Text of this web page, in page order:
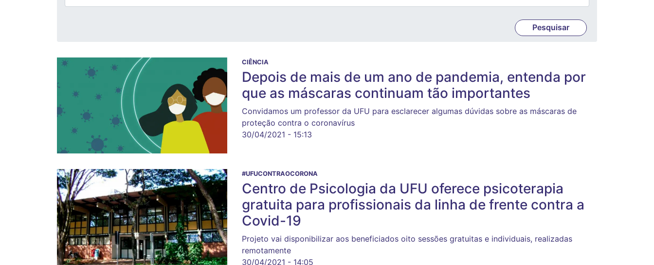
CIÊNCIA
Depois de mais de um ano de pandemia, entenda por
que as máscaras continuam tão importantes
Convidamos um professor da UFU para esclarecer algumas dúvidas sobre as máscaras de
proteção contra o coronavírus
30/04/2021 - 15:13
#UFUCONTRAOCORONA
Centro de Psicologia da UFU oferece psicoterapia
gratuita para profissionais da linha de frente contra a
Covid-19
Projeto vai disponibilizar aos beneficiados oito sessões gratuitas e individuais, realizadas
remotamente
30/04/2021 - 14:05